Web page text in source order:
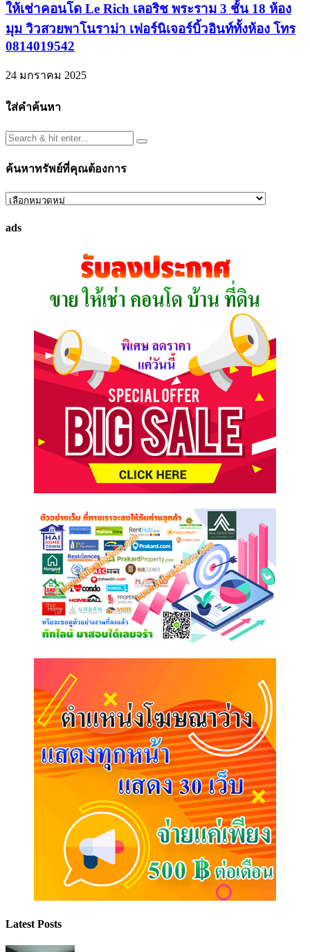
ให้เช่าคอนโด Le Rich เลอริช พระราม 3 ชั้น 18 ห้อง
มุม วิวสวยพาโนราม่า เฟอร์นิเจอร์บิ้วอินท์ทั้งห้อง โทร
0814019542
24 มกราคม 2025
ใส่คำค้นหา
ค้นหาทรัพย์ที่คุณต้องการ
ค้นหา
ที่
ads
Latest Posts